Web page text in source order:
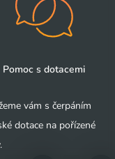
Pomoc s dotacemi
vám s čerpáním
dotace na pořízené